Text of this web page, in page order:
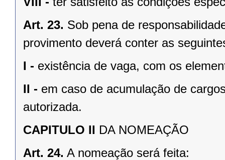
Art. 23. Sob pena de
provimento deverá conter as
I - existência de vaga, com os
II - em caso de acumulação de
autorizada.
CAPITULO II DA NOMEAÇÃO
Art. 24. A nomeação será feita: